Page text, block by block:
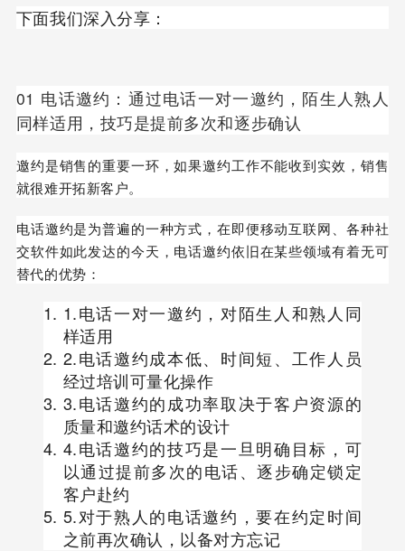
下面我们深入分享：
01 电话邀约：通过电话一对一邀约，陌生人熟人
同样适用，技巧是提前多次和逐步确认
邀约是销售的重要一环，如果邀约工作不能收到实效，销售
就很难开拓新客户。
电话邀约是为普遍的一种方式，在即便移动互联网、各种社
交软件如此发达的今天，电话邀约依旧在某些领域有着无可
替代的优势：
1.电话一对一邀约，对陌生人和熟人同
样适用
2.电话邀约成本低、时间短、工作人员
经过培训可量化操作
3.电话邀约的成功率取决于客户资源的
质量和邀约话术的设计
4.电话邀约的技巧是一旦明确目标，可
以通过提前多次的电话、逐步确定锁定
客户赴约
5.对于熟人的电话邀约，要在约定时间
之前再次确认，以备对方忘记